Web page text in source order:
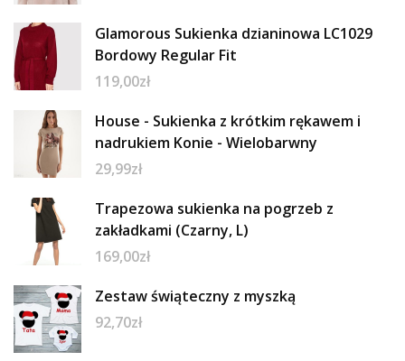
Glamorous Sukienka dzianinowa LC1029
Bordowy Regular Fit
119,00zł
House - Sukienka z krótkim rękawem i
nadrukiem Konie - Wielobarwny
29,99zł
Trapezowa sukienka na pogrzeb z
zakładkami (Czarny, L)
169,00zł
Zestaw świąteczny z myszką
92,70zł